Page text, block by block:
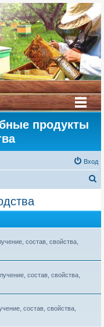
продукты
Вход
состав, свойства,
состав, свойства,
состав, свойства,